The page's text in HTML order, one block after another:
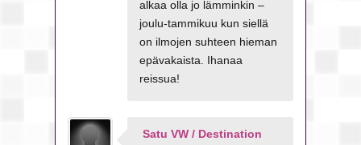
alkaa olla jo lämminkin –
joulu-tammikuu kun siellä
on ilmojen suhteen hieman
epävakaista. Ihanaa
reissua!
Satu VW / Destination